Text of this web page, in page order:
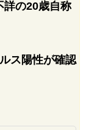
詳の20歳自称
ス陽性が確認